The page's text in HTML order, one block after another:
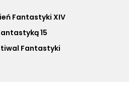
Fantastyki XIV
15
Fantastyki